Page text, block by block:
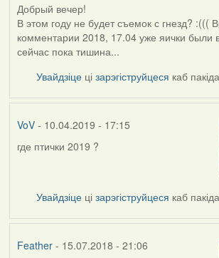
Добрый вечер!
В этом году не будет съемок с гнезд? :(((
комментарии 2018, 17.04 уже яички были
сейчас пока тишина...
Увайдзіце цізарэгіструйцеся каб
VoV- 10.04.2019 - 17:15
где птички 2019 ?
Увайдзіце цізарэгіструйцеся каб
Feather- 15.07.2018 - 21:06